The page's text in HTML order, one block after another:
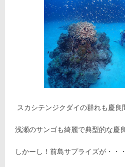
スカシテンジクダイの群れも慶良
浅瀬のサンゴも綺麗で典型的な慶
しかーし！前島サプライズが・・・